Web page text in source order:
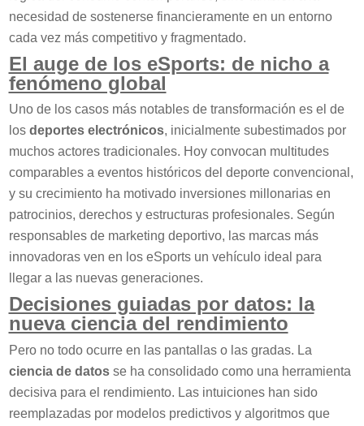
necesidad de sostenerse financieramente en un entorno
cada vez más competitivo y fragmentado.
El auge de los eSports: de nicho a
fenómeno global
Uno de los casos más notables de transformación es el de
los deportes electrónicos, inicialmente subestimados por
muchos actores tradicionales. Hoy convocan multitudes
comparables a eventos históricos del deporte convencional,
y su crecimiento ha motivado inversiones millonarias en
patrocinios, derechos y estructuras profesionales. Según
responsables de marketing deportivo, las marcas más
innovadoras ven en los eSports un vehículo ideal para
llegar a las nuevas generaciones.
Decisiones guiadas por datos: la
nueva ciencia del rendimiento
Pero no todo ocurre en las pantallas o las gradas. La
ciencia de datosse ha consolidado como una herramienta
decisiva para el rendimiento. Las intuiciones han sido
reemplazadas por modelos predictivos y algoritmos que